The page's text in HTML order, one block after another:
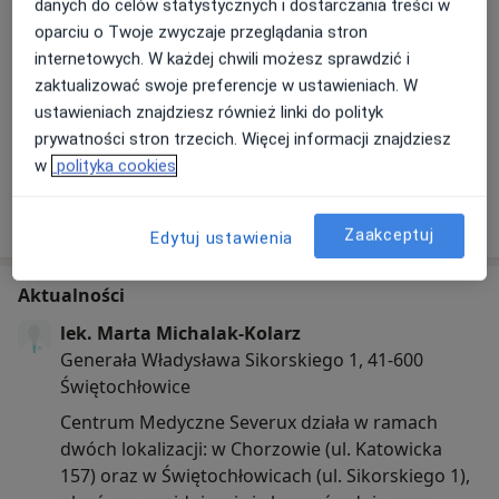
Zobacz galerię (11)
o doświadczeniu
Aktualności
lek. Marta Michalak-Kolarz
Generała Władysława Sikorskiego 1, 41-600
Świętochłowice
Centrum Medyczne Severux działa w ramach
dwóch lokalizacji: w Chorzowie (ul. Katowicka
157) oraz w Świętochłowicach (ul. Sikorskiego 1),
danych do celów statystycznych i dostarczania treści w
oparciu o Twoje zwyczaje przeglądania stron
internetowych. W każdej chwili możesz sprawdzić i
zaktualizować swoje preferencje w ustawieniach. W
ustawieniach znajdziesz również linki do polityk
prywatności stron trzecich. Więcej informacji znajdziesz
w polityka cookies
Edytuj ustawienia Zaakceptuj